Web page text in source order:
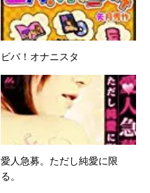
ビバ！オナニスタ
愛人急募。ただし純愛に限
る。